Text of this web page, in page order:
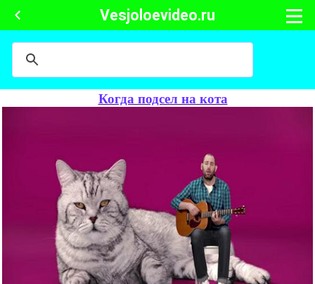
Vesjoloevideo.ru
Когда подсел на кота